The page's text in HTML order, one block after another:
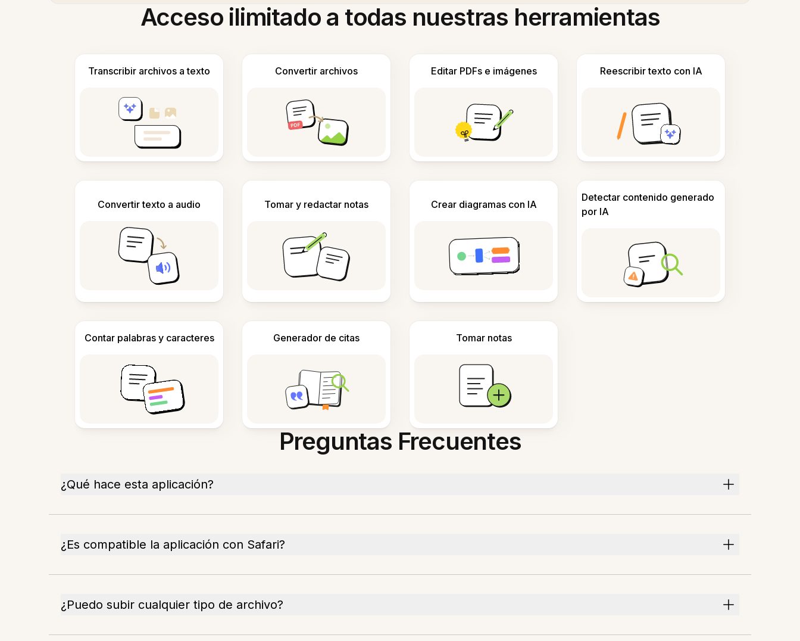
Acceso ilimitado a todas nuestras herramientas
Transcribir archivos a texto Convertir archivos Editar PDFs e imágenes Reescribir texto con IA
Convertir texto a audio Tomar y redactar notas Crear diagramas con IA
Detectar contenido generado
por IA
Contar palabras y caracteres Generador de citas Tomar notas
Preguntas Frecuentes
¿Qué hace esta aplicación?
¿Es compatible la aplicación con Safari?
¿Puedo subir cualquier tipo de archivo?